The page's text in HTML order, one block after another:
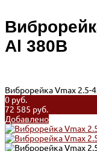
Al 380В
Виброрейка Vmax 2.5-
0 руб.
72 585 руб.
Добавлено